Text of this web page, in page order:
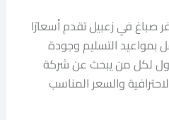
صباغ في زعبيل تقدم أسعارًا
بمواعيد التسليم وجودة
لكل من يبحث عن شركة
والسعر المناسب